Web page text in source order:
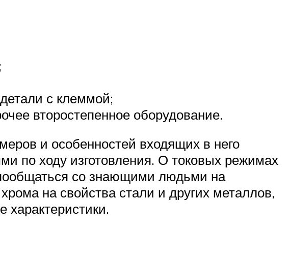
с клеммой;
второстепенное оборудование.
и особенностей входящих в него
по ходу изготовления. О токовых режимах
со знающими людьми на
на свойства стали и других металлов,
характеристики.